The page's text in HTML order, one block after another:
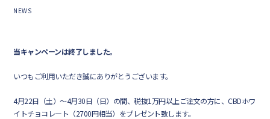
NEWS
当キャンペーンは終了しました。
いつもご利用いただき誠にありがとうございます。
4月22日（土）～4月30日（日）の間、税抜1万円以上ご注文の方に、 CBDホワ
イトチョコレート （2700円相当）をプレゼント致します。